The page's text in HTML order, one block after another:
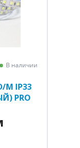
В наличии
M IP33
PRO